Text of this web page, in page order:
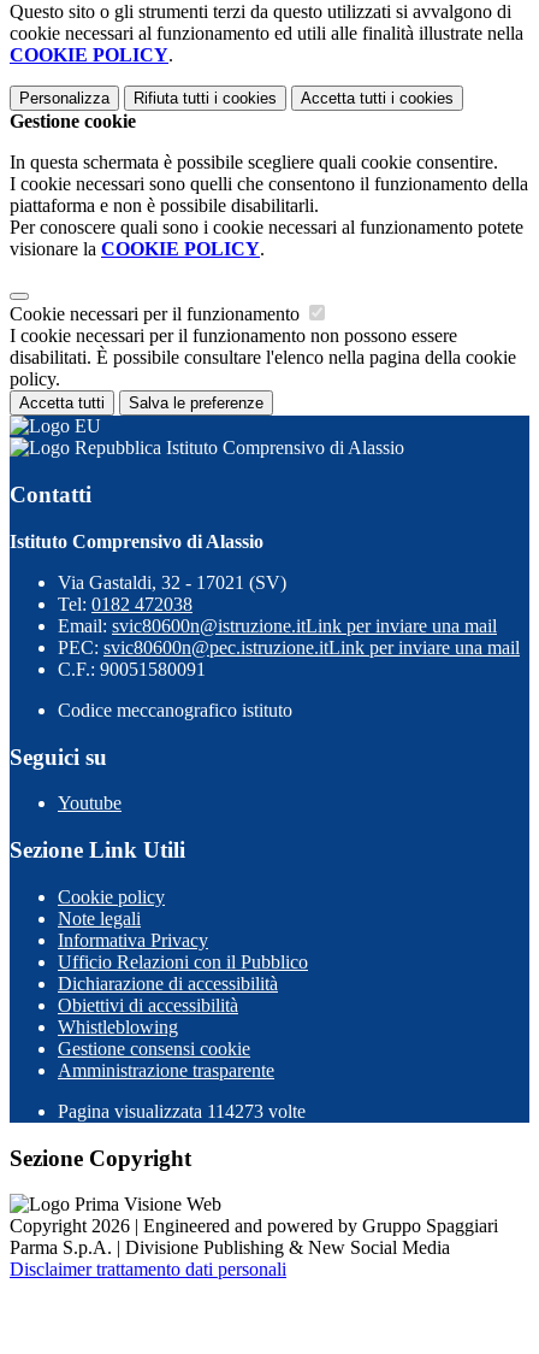
Questo sito o gli strumenti terzi da questo utilizzati si avvalgono di
cookie necessari al funzionamento ed utili alle finalità illustrate nella
COOKIE POLICY.
Personalizza Rifiuta tutti i cookies Accetta tutti i cookies
Gestione cookie
In questa schermata è possibile scegliere quali cookie consentire.
I cookie necessari sono quelli che consentono il funzionamento della
piattaforma e non è possibile disabilitarli.
Per conoscere quali sono i cookie necessari al funzionamento potete
visionare la COOKIE POLICY.
Cookie necessari per il funzionamento
I cookie necessari per il funzionamento non possono essere
disabilitati. È possibile consultare l'elenco nella pagina della cookie
policy.
Accetta tutti Salva le preferenze
Istituto Comprensivo di Alassio
Contatti
Istituto Comprensivo di Alassio
Via Gastaldi, 32 - 17021 (SV)
Tel: 0182 472038
Email: svic80600n@istruzione.itLink per inviare una mail
PEC: svic80600n@pec.istruzione.itLink per inviare una mail
C.F.: 90051580091
Codice meccanografico istituto
Seguici su
Youtube
Sezione Link Utili
Cookie policy
Note legali
Informativa Privacy
Ufficio Relazioni con il Pubblico
Dichiarazione di accessibilità
Obiettivi di accessibilità
Whistleblowing
Gestione consensi cookie
Amministrazione trasparente
Pagina visualizzata 114273 volte
Sezione Copyright
Copyright 2026 | Engineered and powered by Gruppo Spaggiari
Parma S.p.A. | Divisione Publishing & New Social Media
Disclaimer trattamento dati personali